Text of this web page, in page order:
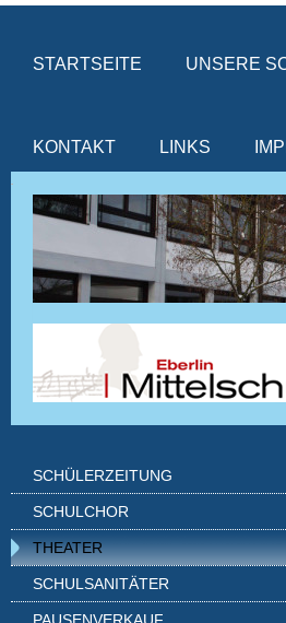
STARTSEITE UNSERE
KONTAKT LINKS
SCHÜLERZEITUNG
SCHULCHOR
THEATER
SCHULSANITÄTER